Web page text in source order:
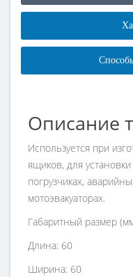
Описание
Используется при
ящиков, для
погрузчиках,
мотоэвакуаторах.
Габаритный размер
Длина: 60
Ширина: 60